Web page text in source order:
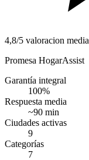
4,8/5 valoracion media
Promesa HogarAssist
Garantía integral
100%
Respuesta media
~90 min
Ciudades activas
9
Categorías
7